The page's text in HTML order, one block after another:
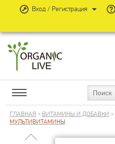
ГЛАВНАЯ > ВИТАМИНЫ И ДОБАВКИ >
МУЛЬТИВИТАМИНЫ
Вход / Регистрация